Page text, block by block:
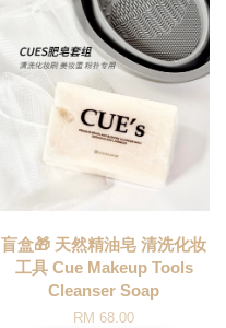
盲盒🎁 天然精油皂 清洗化妆
工具 Cue Makeup Tools
Cleanser Soap
RM 68.00